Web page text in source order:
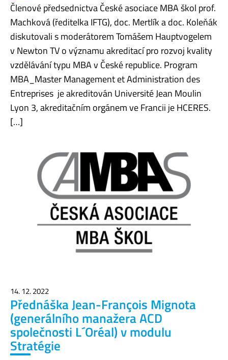
Členové předsednictva České asociace MBA škol prof.
Machková (ředitelka IFTG), doc. Mertlík a doc. Koleňák
diskutovali s moderátorem Tomášem Hauptvogelem
v Newton TV o významu akreditací pro rozvoj kvality
vzdělávání typu MBA v České republice. Program
MBA_Master Management et Administration des
Entreprises je akreditován Université Jean Moulin
Lyon 3, akreditačním orgánem ve Francii je HCERES.
[…]
14. 12. 2022
Přednáška Jean-François Mignota
(generálního manažera ACD
společnosti L´Oréal) v modulu
Stratégie